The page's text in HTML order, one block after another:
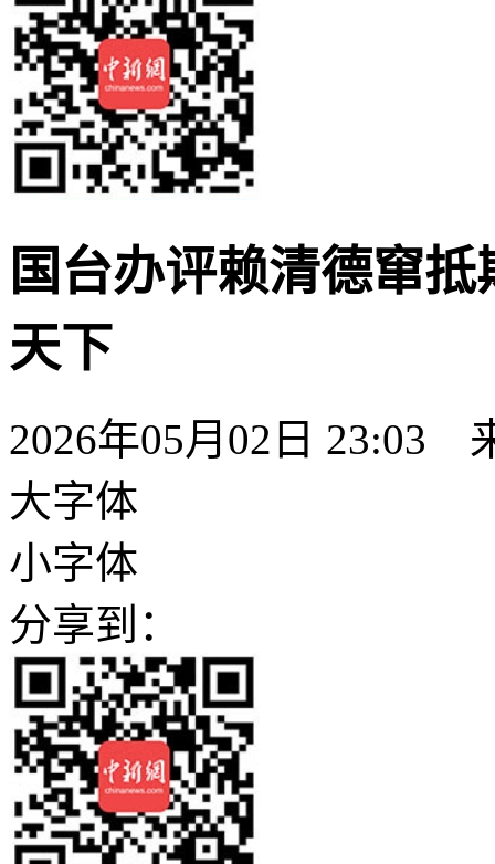
国台办评赖清德窜
天下
2026年05月02日 23:03
大字体
小字体
分享到：